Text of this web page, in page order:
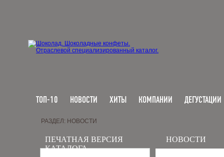
ТОП-10 НОВОСТИ ХИТЫ КОМПАНИИ ДЕГУСТАЦИИ
ПЕЧАТНАЯ ВЕРСИЯ
КАТАЛОГА
РАЗДЕЛ: НОВОСТИ
НОВОСТИ